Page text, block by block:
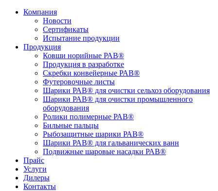
Компания
Новости
Сертификаты
Испытание продукции
Продукция
Ковши норийные РАВ®
Продукция в разработке
Скребки конвейерные РАВ®
Футеровочные листы
Шарики РАВ® для очистки сельхоз оборудования
Шарики РАВ® для очистки промышленного
оборудования
Ролики полимерные РАВ®
Бильные пальцы
Рыбозащитные шарики РАВ®
Шарики РАВ® для гальванических ванн
Подвижные шаровые насадки РАВ®
Прайс
Услуги
Дилеры
Контакты